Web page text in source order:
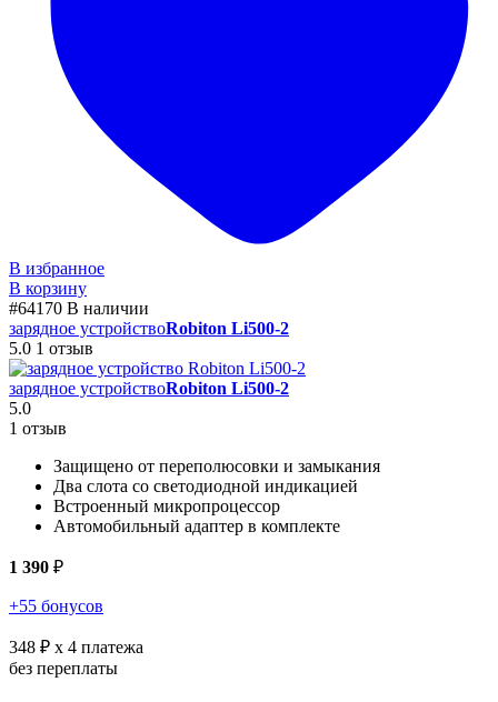
В избранное
В корзину
#64170 В наличии
зарядное устройствоRobiton Li500-2
5.0 1 отзыв
зарядное устройствоRobiton Li500-2
5.0
1 отзыв
Защищено от переполюсовки и замыкания
Два слота со светодиодной индикацией
Встроенный микропроцессор
Автомобильный адаптер в комплекте
1 390 ₽
+55 бонусов
348 ₽ x 4 платежа
без переплаты